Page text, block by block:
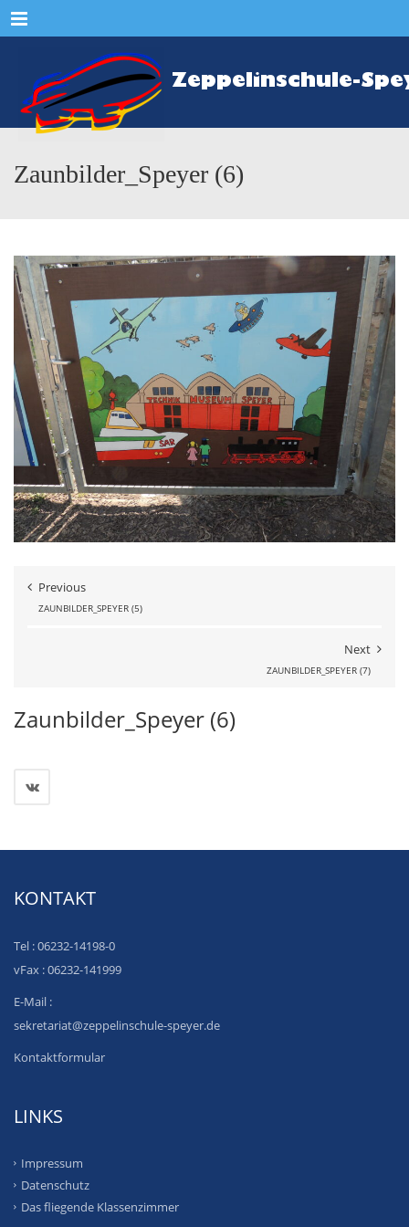
Menu
Zaunbilder_Speyer (6)
Previous
ZAUNBILDER_SPEYER (5)
Next
ZAUNBILDER_SPEYER (7)
Zaunbilder_Speyer (6)
KONTAKT
Tel : 06232-14198-0
vFax : 06232-141999
E-Mail :
sekretariat@zeppelinschule-speyer.de
Kontaktformular
LINKS
Impressum
Datenschutz
Das fliegende Klassenzimmer